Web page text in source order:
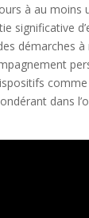
à au moins
significative
démarches à
comme
dans